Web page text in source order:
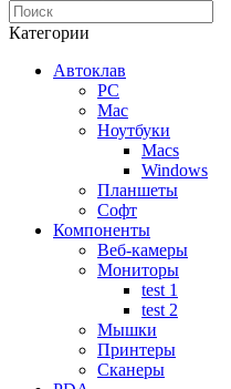
Категории
Автоклав
PC
Mac
Ноутбуки
Macs
Windows
Планшеты
Софт
Компоненты
Веб-камеры
Мониторы
test 1
test 2
Мышки
Принтеры
Сканеры